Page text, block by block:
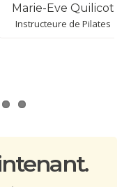
Marie-Eve Quilicot
Instructeure de Pilates